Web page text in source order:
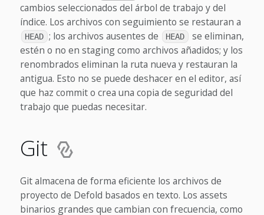
cambios seleccionados del árbol de trabajo y del
índice. Los archivos con seguimiento se restauran a
HEAD ; los archivos ausentes de HEAD
se eliminan,
estén o no en staging como archivos añadidos; y los
renombrados eliminan la ruta nueva y restauran la
antigua. Esto no se puede deshacer en el editor, así
que haz commit o crea una copia de seguridad del
trabajo que puedas necesitar.
Git
Git almacena de forma eficiente los archivos de
proyecto de Defold basados en texto. Los assets
binarios grandes que cambian con frecuencia, como